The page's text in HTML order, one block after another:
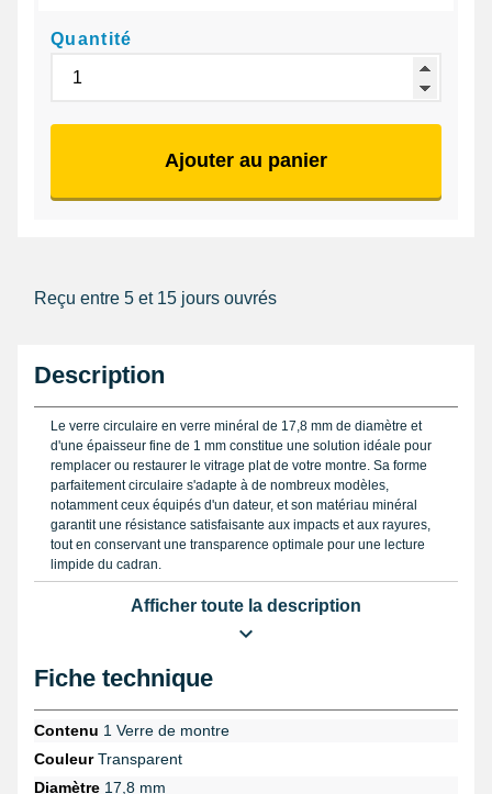
Quantité
Ajouter au panier
Reçu entre 5 et 15 jours ouvrés
Description
Le verre circulaire en verre minéral de 17,8 mm de diamètre et
d'une épaisseur fine de 1 mm constitue une solution idéale pour
remplacer ou restaurer le vitrage plat de votre montre. Sa forme
parfaitement circulaire s'adapte à de nombreux modèles,
notamment ceux équipés d'un dateur, et son matériau minéral
garantit une résistance satisfaisante aux impacts et aux rayures,
tout en conservant une transparence optimale pour une lecture
limpide du cadran.
Il est important de souligner que ce type de verre ne se limite pas
applications industrielles ou décoratives comme les manomètres
encore les hublots décoratifs de portes et meubles, grâce à sa
Avant toute manipulation, munissez-vous d'un pied à coulisse
précis afin de vérifier scrupuleusement le diamètre et l'épaisseur,
conditions essentielles à un montage réussi. Le retrait de l'ancien
Afficher toute la description
Fiche technique
Contenu 1 Verre de montre
CouleurTransparent
Diamètre 17,8 mm